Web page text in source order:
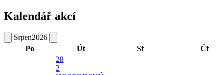
Kalendář akcí
Srpen2026
Po
Út St
Čt
28
2